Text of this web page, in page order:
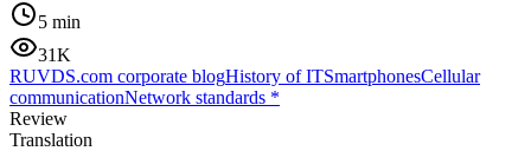
5 min
31K
RUVDS.com corporate blogHistory of ITSmartphonesCellular
communicationNetwork standards *
Review
Translation